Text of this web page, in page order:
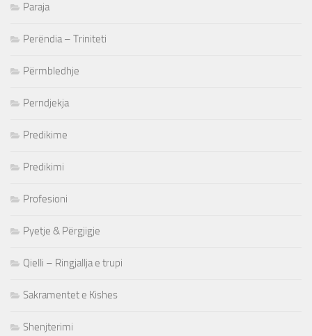
Paraja
Perëndia – Triniteti
Përmbledhje
Perndjekja
Predikime
Predikimi
Profesioni
Pyetje & Përgjigje
Qielli – Ringjallja e trupi
Sakramentet e Kishes
Shenjterimi